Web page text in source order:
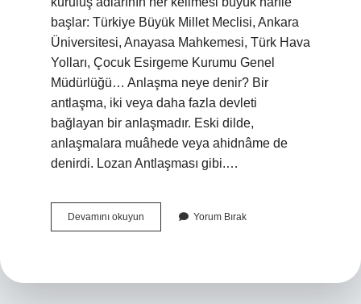
başlar: Türkiye Büyük Millet Meclisi, Ankara
Üniversitesi, Anayasa Mahkemesi, Türk Hava
Yolları, Çocuk Esirgeme Kurumu Genel
Müdürlüğü… Anlaşma neye denir? Bir
antlaşma, iki veya daha fazla devleti
bağlayan bir anlaşmadır. Eski dilde,
anlaşmalara muâhede veya ahidnâme de
denirdi. Lozan Antlaşması gibi.…
Devamını okuyun Antlaşma
Mı
Yorum Bırak